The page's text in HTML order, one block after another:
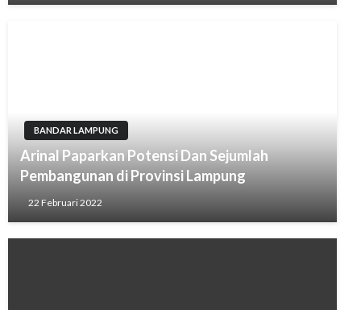
BANDAR LAMPUNG
Arinal Paparkan Potensi Dan Sejumlah
Pembangunan di Provinsi Lampung
22 Februari 2022